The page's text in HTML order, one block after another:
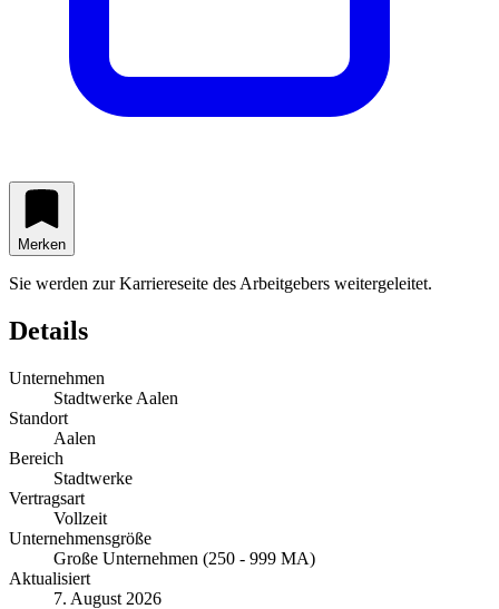
Merken
Sie werden zur Karriereseite des Arbeitgebers weitergeleitet.
Details
Unternehmen
Stadtwerke Aalen
Standort
Aalen
Bereich
Stadtwerke
Vertragsart
Vollzeit
Unternehmensgröße
Große Unternehmen (250 - 999 MA)
Aktualisiert
7. August 2026